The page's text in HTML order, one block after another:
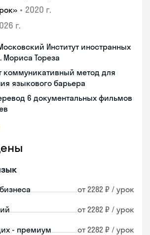
• 2020 г.
г.
Институт иностранных
Мориса Тореза
коммуникативный метод для
языкового барьера
6 документальных фильмов
от 2282 ₽ / урок
от 2282 ₽ / урок
- премиум от 2282 ₽ / урок